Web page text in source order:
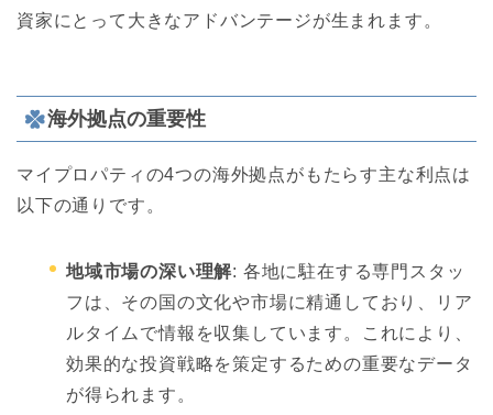
資家にとって大きなアドバンテージが生まれます。
海外拠点の重要性
マイプロパティの4つの海外拠点がもたらす主な利点は
以下の通りです。
地域市場の深い理解: 各地に駐在する専門スタッ
フは、その国の文化や市場に精通しており、リア
ルタイムで情報を収集しています。これにより、
効果的な投資戦略を策定するための重要なデータ
が得られます。